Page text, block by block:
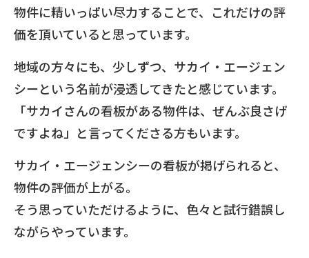
物件に精いっぱい尽力することで、これだけの評
価を頂いていると思っています。
地域の方々にも、少しずつ、サカイ・エージェン
シーという名前が浸透してきたと感じています。
「サカイさんの看板がある物件は、ぜんぶ良さげ
ですよね」と言ってくださる方もいます。
サカイ・エージェンシーの看板が掲げられると、
物件の評価が上がる。
そう思っていただけるように、色々と試行錯誤し
ながらやっています。